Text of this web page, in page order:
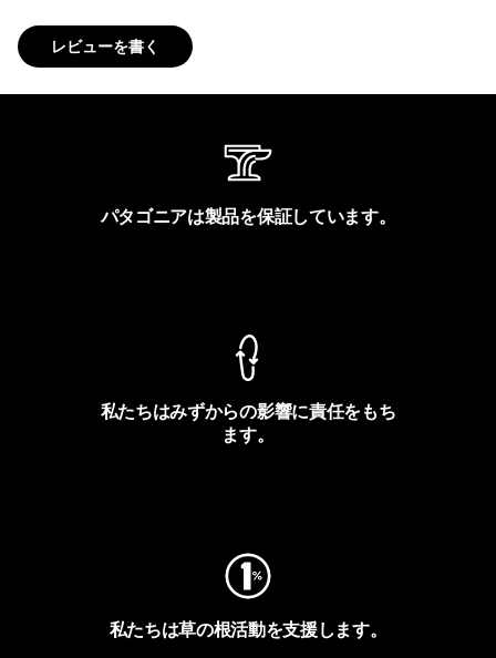
レビューを書く
パタゴニアは製品を保証しています。
私たちはみずからの影響に責任をもち
ます。
私たちは草の根活動を支援します。